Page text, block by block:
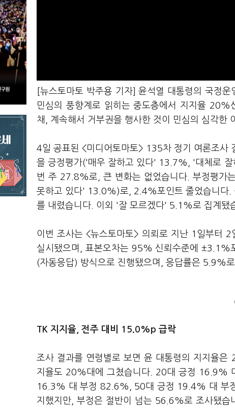
[뉴스토마토 박주용 기자] 윤석열 대통령의 국정
민심의 풍향계로 읽히는 중도층에서 지지율
채, 계속해서 거부권을 행사한 것이 민심의 심각한
4일 공표된 <미디어토마토> 135차 정기 여론조
을 긍정평가('매우 잘하고 있다' 13.7%, '대체로
번 주 27.8%로, 큰 변화는 없었습니다. 부정평
못하고 있다' 13.0%)로, 2.4%포인트 줄었습니다.
를 내렸습니다. 이외 '잘 모르겠다' 5.1%로 집계됐
이번 조사는 <뉴스토마토> 의뢰로 지난 1일부터
실시됐으며, 표본오차는 95% 신뢰수준에 ±3.1%
(자동응답) 방식으로 진행됐으며, 응답률은 5.9%로
TK 지지율, 전주 대비 15.0%p 급락
조사 결과를 연령별로 보면 윤 대통령의 지지율
지율도 20%대에 그쳤습니다. 20대 긍정
16.3% 대 부정 82.6%, 50대 긍정 19.4% 대 부
지했지만, 부정은 절반이 넘는 56.6%로 조사됐